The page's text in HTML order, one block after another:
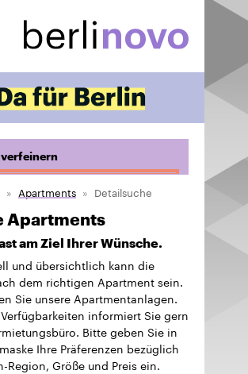
zum
Inhalt
verfeinern
Apartments Detailsuche
Apartments
am Ziel Ihrer Wünsche.
und übersichtlich kann die
dem richtigen Apartment sein.
Sie unsere Apartmentanlagen.
informiert Sie gern
Bitte geben Sie in
Ihre Präferenzen bezüglich
Region, Größe und Preis ein.